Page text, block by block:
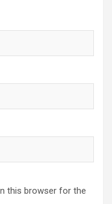
this browser for the